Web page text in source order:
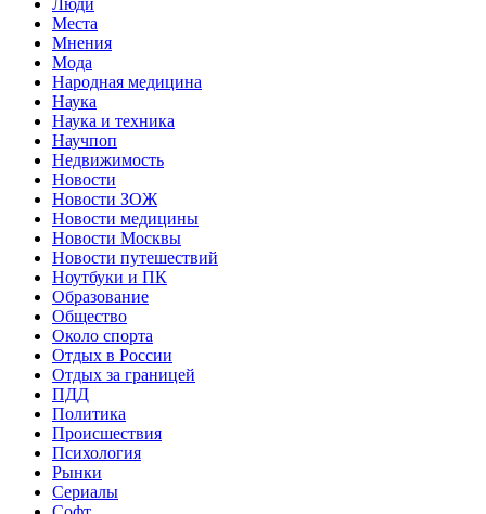
Места
Мнения
Мода
Народная медицина
Наука
Наука и техника
Научпоп
Недвижимость
Новости
Новости ЗОЖ
Новости медицины
Новости Москвы
Новости путешествий
Ноутбуки и ПК
Образование
Общество
Около спорта
Отдых в России
Отдых за границей
ПДД
Политика
Происшествия
Психология
Рынки
Сериалы